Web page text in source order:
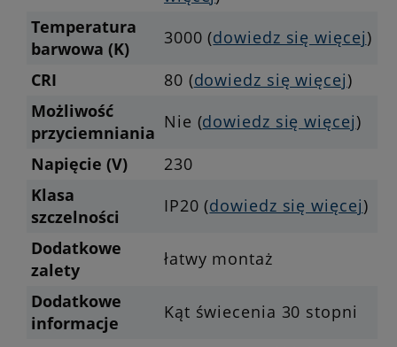
Temperatura
barwowa (K)
3000 (dowiedz się więcej)
CRI
80 (dowiedz się więcej)
Możliwość
przyciemniania
Nie (dowiedz się więcej)
Napięcie (V)
230
Klasa
szczelności
IP20 (dowiedz się więcej)
Dodatkowe
zalety
łatwy montaż
Dodatkowe
informacje
Kąt świecenia 30 stopni